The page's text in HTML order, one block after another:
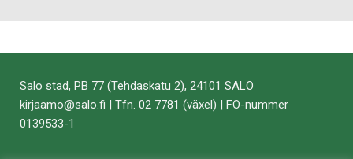
Salo stad, PB 77 (Tehdaskatu 2), 24101 SALO
kirjaamo​@​salo.​fi​ | Tfn. 02 7781 (växel) | FO-nummer
0139533-1